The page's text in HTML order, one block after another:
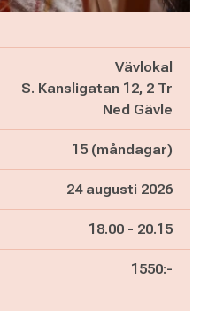
Vävlokal
S. Kansligatan 12, 2 Tr
Ned Gävle
15 (måndagar)
24 augusti 2026
Pågår mellan
18.00 - och
20.15
1550:-